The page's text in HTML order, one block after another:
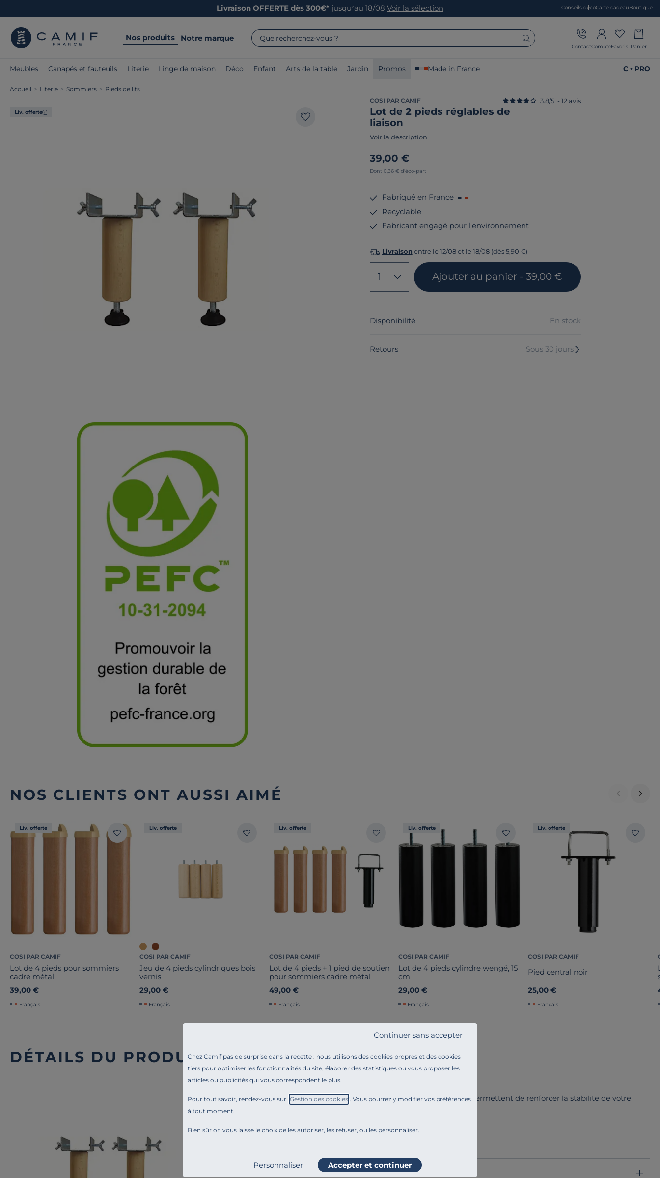
Chez Camif pas de surprise dans la recette : nous utilisons des cookies propres et des cookies
tiers pour optimiser les fonctionnalités du site, élaborer des statistiques ou vous proposer les
articles ou publicités qui vous correspondent le plus.
Pour tout savoir, rendez-vous sur " Gestion des cookies". Vous pourrez y modifier vos préférences
à tout moment.
Bien sûr on vous laisse le choix de les autoriser, les refuser, ou les personnaliser.
Continuer sans accepter
Personnaliser Accepter et continuer
Livraison OFFERTE dès 300€* jusqu’au 18/08 Voir la sélection Conseils décoCarte cadeauBoutique
Nos produits Notre marque Que recherchez-vous ?
ContactCompteFavoris Panier
Meubles Canapés et fauteuils Literie Linge de maison Déco Enfant Arts de la table Jardin Promos Made in France C • PRO
Accueil > Literie > Sommiers > Pieds de lits
Liv. offerte
COSI PAR CAMIF
Lot de 2 pieds réglables de
liaison
3.8/5 - 12 avis
Voir la description
39,00 €
Dont 0,36 € d'éco-part
Fabriqué en France
Recyclable
Fabricant engagé pour l'environnement
Livraison entre le 12/08 et le 18/08 (dès 5,90 €)
1 Ajouter au panier - 39,00 €
Disponibilité En stock
Retours Sous 30 jours
NOS CLIENTS ONT AUSSI AIMÉ
Liv. offerte
COSI PAR CAMIF
Lot de 4 pieds pour sommiers
cadre métal
39,00 €
Français
Liv. offerte
COSI PAR CAMIF
Jeu de 4 pieds cylindriques bois
vernis
29,00 €
Français
Liv. offerte
COSI PAR CAMIF
Lot de 4 pieds + 1 pied de soutien
pour sommiers cadre métal
49,00 €
Français
Liv. offerte
COSI PAR CAMIF
Lot de 4 pieds cylindre wengé, 15
cm
29,00 €
Français
Liv. offerte
COSI PAR CAMIF
Pied central noir
25,00 €
Français
DÉTAILS DU PRODUIT
Référence : 03003375
Pieds réglables de liaison, réglables en hauteur et en largeur, permettent de renforcer la stabilité de votre
Dimensions et poids